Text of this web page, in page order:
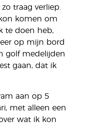
traag verliep.
komen om
te doen heb,
op mijn bord
golf medelijden
gaan, dat ik
aan op 5
met alleen een
wat ik kon